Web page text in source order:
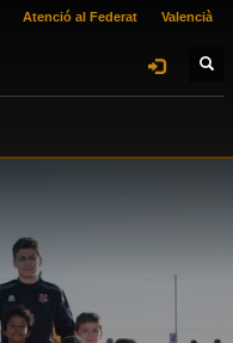
Atenció al Federat Valencià